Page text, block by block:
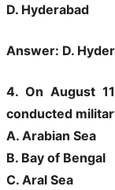
D. Hyderabad
Answer: D.
4. On August
conducted
A. Arabian Sea
B. Bay of Bengal
C. Aral Sea